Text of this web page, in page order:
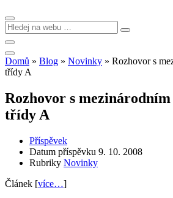
Domů » Blog » Novinky » Rozhovor s
třídy A
Rozhovor s
třídy A
Příspěvek
Datum příspěvku 9. 10. 2008
Rubriky Novinky
Článek [více…]